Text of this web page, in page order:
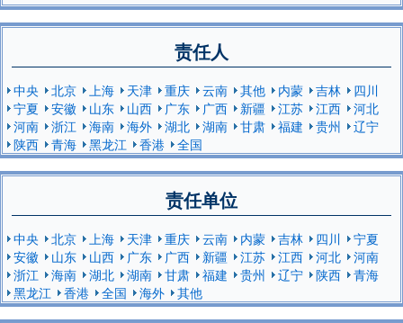
责任人
中央 北京 上海 天津 重庆 云南 其他 内蒙 吉林
四川
宁夏
安徽 山东 山西 广东 广西 新疆 江苏 江西
河北
河南
浙江 海南 海外 湖北 湖南 甘肃 福建 贵州
辽宁
陕西
青海 黑龙江 香港 全国
责任单位
中央 北京 上海 天津 重庆 云南 内蒙 吉林 四川
宁夏
安徽
山东 山西 广东 广西 新疆 江苏 江西 河北
河南
浙江
海南 湖北 湖南 甘肃 福建 贵州 辽宁 陕西
青海
黑龙江
香港 全国 海外 其他